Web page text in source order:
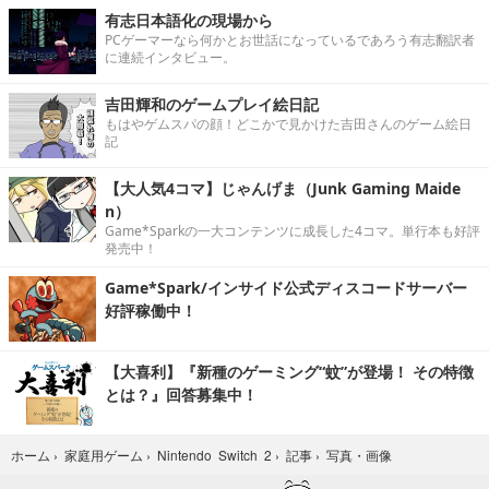
有志日本語化の現場から
PCゲーマーなら何かとお世話になっているであろう有志翻訳者
に連続インタビュー。
吉田輝和のゲームプレイ絵日記
もはやゲムスパの顔！どこかで見かけた吉田さんのゲーム絵日
記
【大人気4コマ】じゃんげま（Junk Gaming Maide
n）
Game*Sparkの一大コンテンツに成長した4コマ。単行本も好評
発売中！
Game*Spark/インサイド公式ディスコードサーバー
好評稼働中！
【大喜利】『新種のゲーミング“蚊”が登場！ その特徴
とは？』回答募集中！
ホーム › 家庭用ゲーム › Nintendo Switch 2 › 記事 › 写真・画像